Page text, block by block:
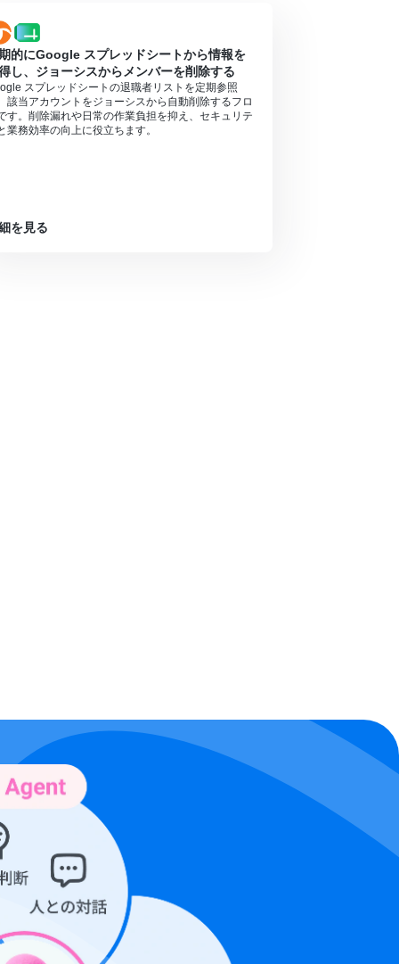
的にGoogle スプレッドシートから情報を
し、ジョーシスからメンバーを削除する
スプレッドシートの退職者リストを定期参照
該当アカウントをジョーシスから自動削除するフロ
す。削除漏れや日常の作業負担を抑え、セキュリテ
業務効率の向上に役立ちます。
を見る